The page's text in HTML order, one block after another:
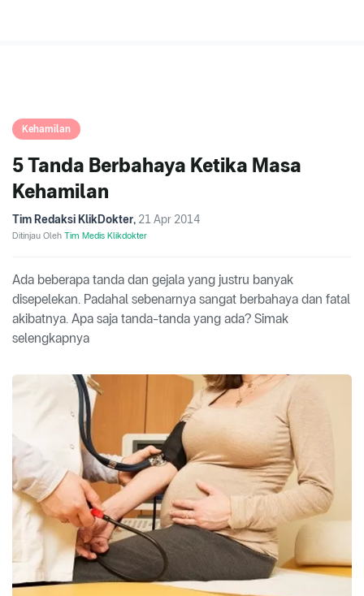
Kehamilan
5 Tanda Berbahaya Ketika Masa
Kehamilan
Tim Redaksi KlikDokter, 21 Apr 2014
Ditinjau Oleh Tim Medis Klikdokter
Ada beberapa tanda dan gejala yang justru banyak
disepelekan. Padahal sebenarnya sangat berbahaya dan fatal
akibatnya. Apa saja tanda-tanda yang ada? Simak
selengkapnya